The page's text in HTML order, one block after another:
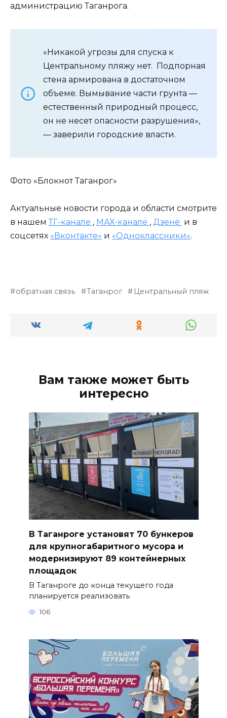
администрацию Таганрога.
«Никакой угрозы для спуска к
Центральному пляжу нет. Подпорная
стена армирована в достаточном
объеме. Вымывание части грунта —
естественный природный процесс,
он не несет опасности разрушения»,
— заверили городские власти.
Фото «Блокнот Таганрог»
Актуальные новости города и области смотрите
в нашем ТГ-канале , МАХ-канале , Дзене и в
соцсетях «Вконтакте» и «Одноклассники».
обратная связь Таганрог Центральный пляж
Вам также может быть
интересно
В Таганроге установят 70 бункеров
для крупногабаритного мусора и
модернизируют 89 контейнерных
площадок
В Таганроге до конца текущего года
планируется реализовать
106